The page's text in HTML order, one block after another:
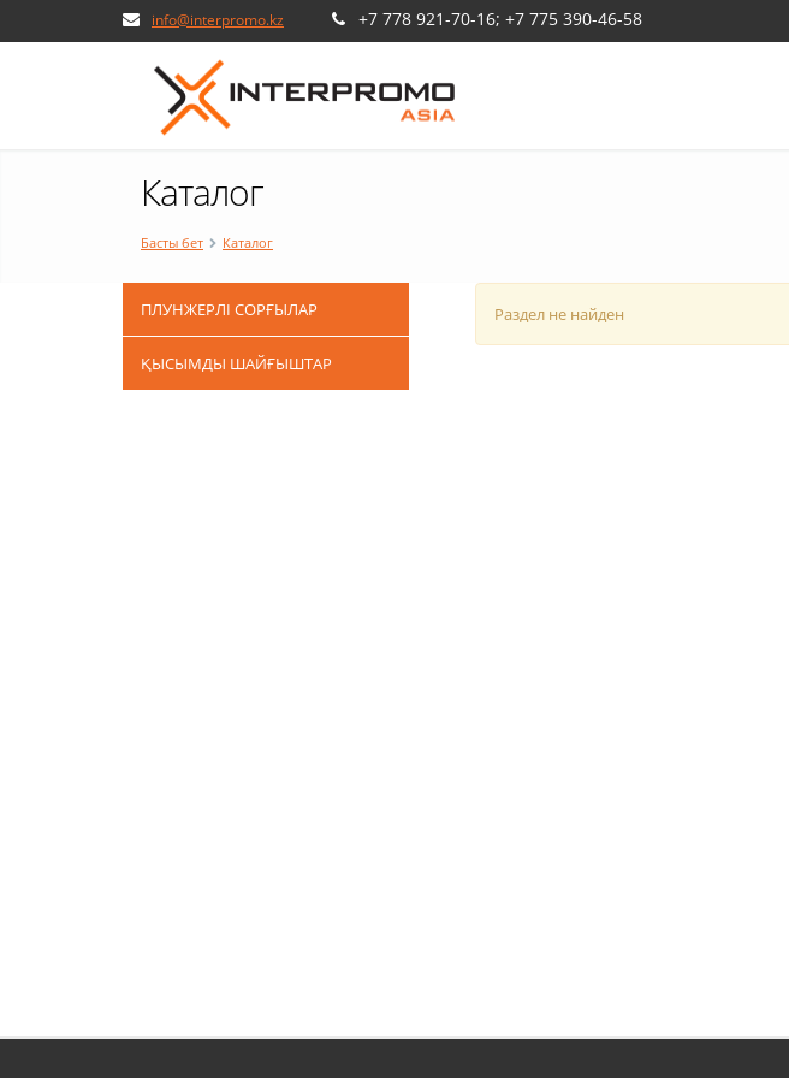
info@interpromo.kz +7 778 921-70-16; +7 775 390-46-58
Каталог
Басты бет Каталог
ПЛУНЖЕРЛІ СОРҒЫЛАР
ҚЫСЫМДЫ ШАЙҒЫШТАР
Раздел не найден